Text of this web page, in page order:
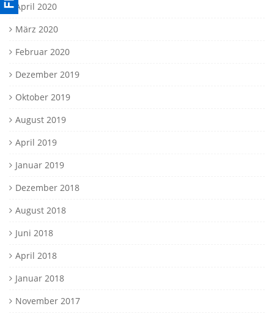
April 2020
März 2020
Februar 2020
Dezember 2019
Oktober 2019
August 2019
April 2019
Januar 2019
Dezember 2018
August 2018
Juni 2018
April 2018
Januar 2018
November 2017